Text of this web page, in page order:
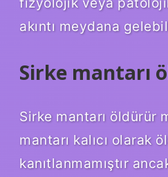
akıntı meydana
Sirke mantarı
Sirke mantarı öldürür
mantarı kalıcı olarak
kanıtlanmamıştır